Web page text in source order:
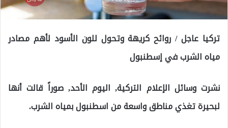
تركيا عاجل / روائح كريهة وتحول للون الأسود لأهم مصادر
مياه الشرب في إسطنبول
نشرت وسائل الإعلام التركية, اليوم الأحد, صوراً قالت أنها
لبحيرة تغذي مناطق واسعة من اسطنبول بمياه الشرب.